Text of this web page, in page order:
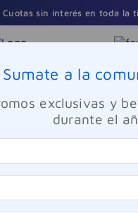
Cuotas sin interés en toda la
Hombres
Sumate a la
exclusivas y
durante el